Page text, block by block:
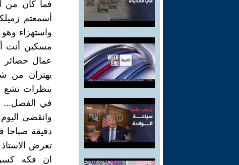
فما كان من
أسمعتم
واستهزاء
مسكين أنت
عمال حضائر
يهتزان من
بنظرات تشع
في الفصل...
وانقضى
دقيقة صباحا
تعرض
ان فكه